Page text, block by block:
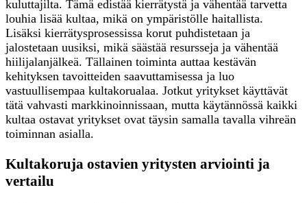
kuluttajilta. Tämä edistää kierrätystä ja vähentää tarvetta
louhia lisää kultaa, mikä on ympäristölle haitallista.
Lisäksi kierrätysprosessissa korut puhdistetaan ja
jalostetaan uusiksi, mikä säästää resursseja ja vähentää
hiilijalanjälkeä. Tällainen toiminta auttaa kestävän
kehityksen tavoitteiden saavuttamisessa ja luo
vastuullisempaa kultakorualaa. Jotkut yritykset käyttävät
tätä vahvasti markkinoinnissaan, mutta käytännössä kaikki
kultaa ostavat yritykset ovat täysin samalla tavalla vihreän
toiminnan asialla.
Kultakoruja ostavien yritysten arviointi ja
vertailu